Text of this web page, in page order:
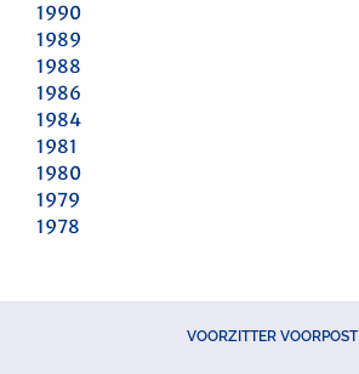
1990
1989
1988
1986
1984
1981
1980
1979
1978
VOORZITTER VOORPOST